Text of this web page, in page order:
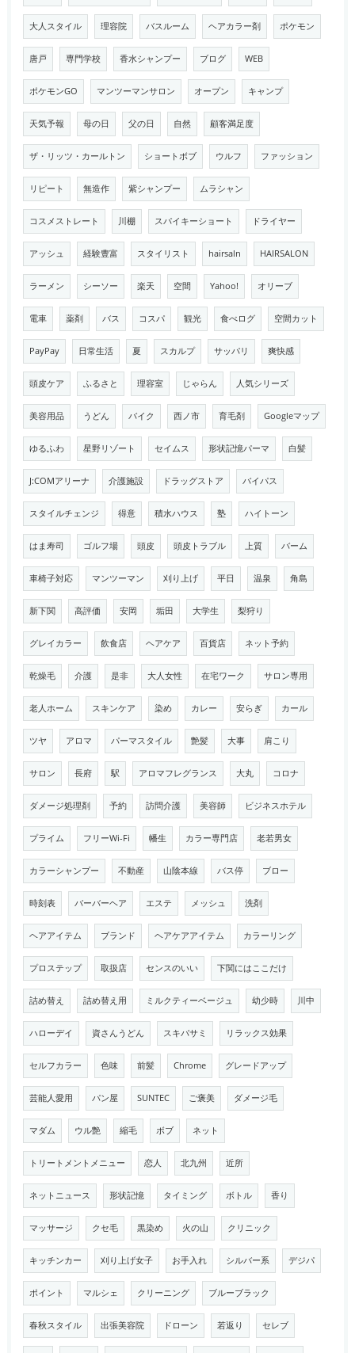
大人スタイル 理容院 バスルーム ヘアカラー剤 ポケモン
唐戸 専門学校 香水シャンプー ブログ WEB
ポケモンGO マンツーマンサロン オープン キャンプ
天気予報 母の日 父の日 自然 顧客満足度
ザ・リッツ・カールトン ショートボブ ウルフ ファッション
リピート 無造作 紫シャンプー ムラシャン
コスメストレート 川棚 スパイキーショート ドライヤー
アッシュ 経験豊富 スタイリスト hairsaln HAIRSALON
ラーメン シーソー 楽天 空間 Yahoo! オリーブ
電車 薬剤 バス コスパ 観光 食べログ 空間カット
PayPay 日常生活 夏 スカルプ サッパリ 爽快感
頭皮ケア ふるさと 理容室 じゃらん 人気シリーズ
美容用品 うどん バイク 西ノ市 育毛剤 Googleマップ
ゆるふわ 星野リゾート セイムス 形状記憶パーマ 白髪
J:COMアリーナ 介護施設 ドラッグストア バイパス
スタイルチェンジ 得意 積水ハウス 塾 ハイトーン
はま寿司 ゴルフ場 頭皮 頭皮トラブル 上質 バーム
車椅子対応 マンツーマン 刈り上げ 平日 温泉 角島
新下関 高評価 安岡 垢田 大学生 梨狩り
グレイカラー 飲食店 ヘアケア 百貨店 ネット予約
乾燥毛 介護 是非 大人女性 在宅ワーク サロン専用
老人ホーム スキンケア 染め カレー 安らぎ カール
ツヤ アロマ パーマスタイル 艶髪 大事 肩こり
サロン 長府 駅 アロマフレグランス 大丸 コロナ
ダメージ処理剤 予約 訪問介護 美容師 ビジネスホテル
プライム フリーWi-Fi 幡生 カラー専門店 老若男女
カラーシャンプー 不動産 山陰本線 バス停 ブロー
時刻表 バーバーヘア エステ メッシュ 洗剤
ヘアアイテム ブランド ヘアケアアイテム カラーリング
プロステップ 取扱店 センスのいい 下関にはここだけ
詰め替え 詰め替え用 ミルクティーベージュ 幼少時 川中
ハローデイ 資さんうどん スキバサミ リラックス効果
セルフカラー 色味 前髪 Chrome グレードアップ
芸能人愛用 パン屋 SUNTEC ご褒美 ダメージ毛
マダム ウル艶 縮毛 ボブ ネット
トリートメントメニュー 恋人 北九州 近所
ネットニュース 形状記憶 タイミング ボトル 香り
マッサージ クセ毛 黒染め 火の山 クリニック
キッチンカー 刈り上げ女子 お手入れ シルバー系 デジパ
ポイント マルシェ クリーニング ブルーブラック
春秋スタイル 出張美容院 ドローン 若返り セレブ